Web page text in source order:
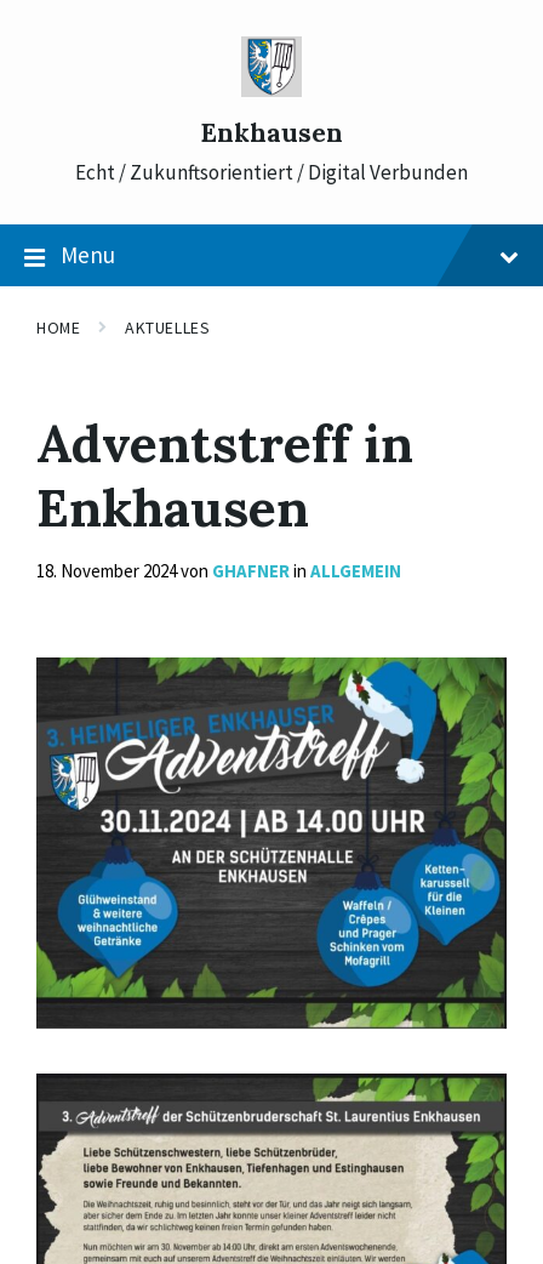
Enkhausen
Echt / Zukunftsorientiert / Digital Verbunden
Menu
HOME AKTUELLES
Adventstreff in
Enkhausen
18. November 2024von GHAFNERin ALLGEMEIN